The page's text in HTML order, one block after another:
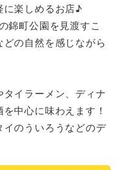
に楽しめるお店♪
錦町公園を見渡すこ
の自然を感じながら
イラーメン、ディナ
中心に味わえます！
のういろうなどのデ